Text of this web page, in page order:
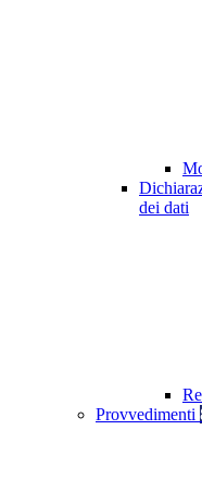
dei dati
Provvedimenti